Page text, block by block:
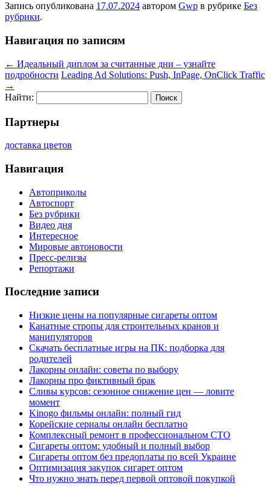
Запись опубликована 17.07.2024 автором Gwp в рубрике Без
рубрики.
Навигация по записям
← Идеальный диплом за считанные дни – узнайте
подробности Leading Ad Solutions: Push, InPage, OnClick Traffic
→
Найти:
Партнеры
доставка цветов
Навигация
Автоприколы
Автоспорт
Без рубрики
Видео дня
Интересное
Мировые автоновости
Пресс-релизы
Репортажи
Последние записи
Низкие цены на популярные сигареты оптом
Канатные стропы для строительных кранов и
манипуляторов
Скачать бесплатные игры на ПК: подборка для
родителей
Лакорны онлайн: советы по выбору
Лакорны про фиктивный брак
Сливы курсов: сезонное снижение цен — ловите
момент
Kinogo фильмы онлайн: полный гид
Корейские сериалы онлайн бесплатно
Комплексный ремонт в профессиональном СТО
Сигареты оптом: удобный и полный выбор
Сигареты оптом без предоплаты по всей Украине
Оптимизация закупок сигарет оптом
Что нужно знать перед первой оптовой покупкой